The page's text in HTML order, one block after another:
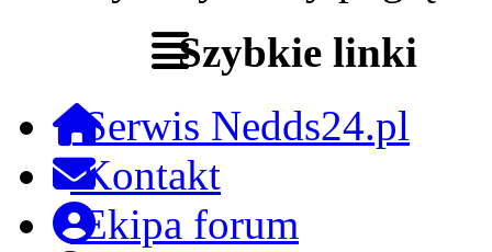
Szybkie linki
Serwis Nedds24.pl
Kontakt
Ekipa forum